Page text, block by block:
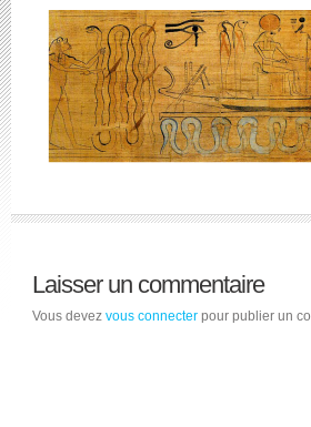
Laisser un commentaire
Vous devez vous connecter pour publier un